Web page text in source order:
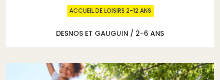
ACCUEIL DE LOISIRS 2-12 ANS
DESNOS ET GAUGUIN / 2-6 ANS